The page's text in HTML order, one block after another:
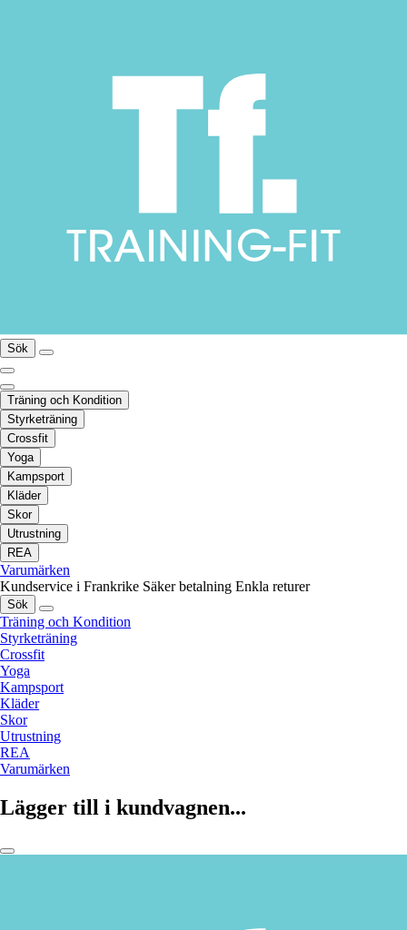
Sök
Träning och Kondition
Styrketräning
Crossfit
Yoga
Kampsport
Kläder
Skor
Utrustning
REA
Varumärken
Kundservice i Frankrike Säker betalning Enkla returer
Sök
Träning och Kondition
Styrketräning
Crossfit
Yoga
Kampsport
Kläder
Skor
Utrustning
REA
Varumärken
Lägger till i kundvagnen...